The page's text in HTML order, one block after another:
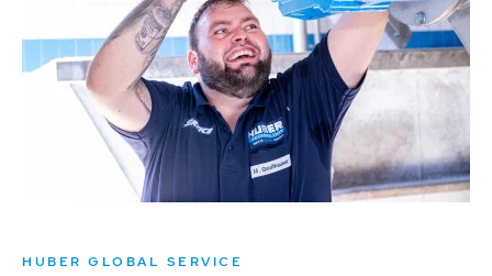
HUBER GLOBAL SERVICE